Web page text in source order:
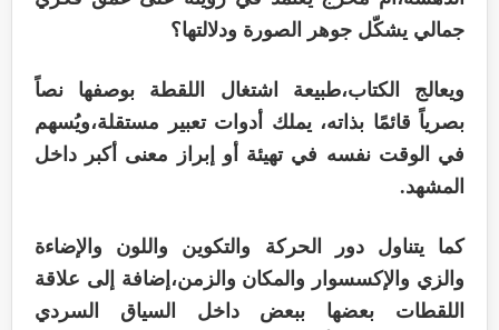
جمالي يشكّل جوهر الصورة ودلالتها؟
ويعالج الكتاب،طبيعة اشتغال اللقطة بوصفها نصاً
بصرياً قائمًا بذاته، يملك أدوات تعبير مستقلة،ويُسهم
في الوقت نفسه في تهيئة أو إبراز معنى أكبر داخل
المشهد.
كما يتناول دور الحركة والتكوين واللون والإضاءة
والزي والإكسسوار والمكان والزمن،إضافة إلى علاقة
اللقطات بعضها ببعض داخل السياق السردي